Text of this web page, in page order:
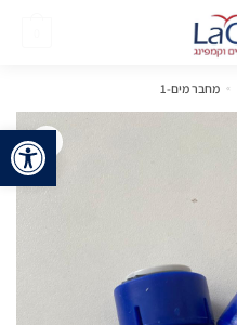
» מחבר מים-1
🔍